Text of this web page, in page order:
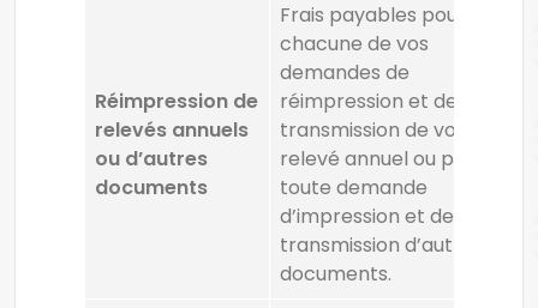
Réimpression de
relevés annuels
ou d’autres
documents
Frais payables pour
chacune de vos
demandes de
réimpression et de
transmission de votre
relevé annuel ou pour
toute demande
d’impression et de
transmission d’autres
documents.